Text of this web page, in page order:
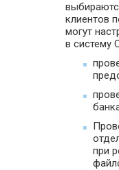
клиентов
могут
в систему
при